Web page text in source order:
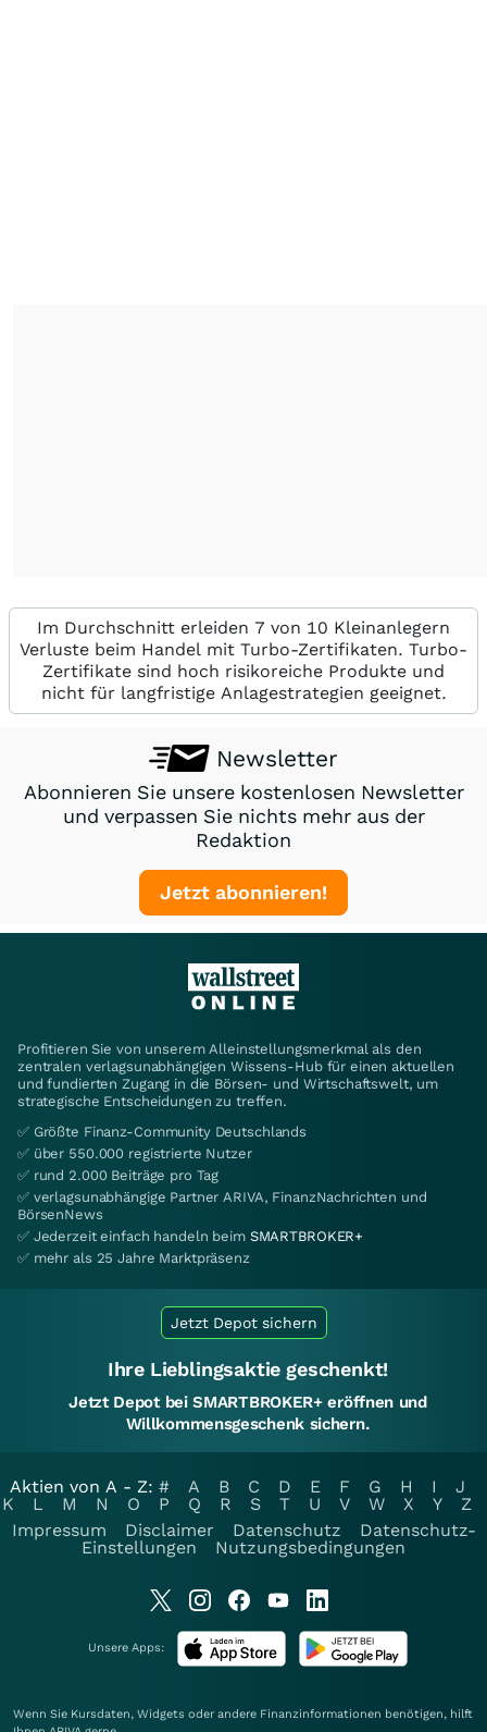
Im Durchschnitt erleiden 7 von 10 Kleinanlegern
Verluste beim Handel mit Turbo-Zertifikaten. Turbo-
Zertifikate sind hoch risikoreiche Produkte und
nicht für langfristige Anlagestrategien geeignet.
Newsletter
Abonnieren Sie unsere kostenlosen Newsletter
und verpassen Sie nichts mehr aus der
Redaktion
Jetzt abonnieren!
Profitieren Sie von unserem Alleinstellungsmerkmal als den
zentralen verlagsunabhängigen Wissens-Hub für einen aktuellen
und fundierten Zugang in die Börsen- und Wirtschaftswelt, um
strategische Entscheidungen zu treffen.
✅ Größte Finanz-Community Deutschlands
✅ über 550.000 registrierte Nutzer
✅ rund 2.000 Beiträge pro Tag
✅ verlagsunabhängige Partner ARIVA, FinanzNachrichten und
BörsenNews
✅ Jederzeit einfach handeln beim SMARTBROKER+
✅ mehr als 25 Jahre Marktpräsenz
Jetzt Depot sichern
Ihre Lieblingsaktie geschenkt!
Jetzt Depot bei SMARTBROKER+ eröffnen und
Willkommensgeschenk sichern.
Aktien von A - Z: # A B C D E F G H I
J
K
L M N O P Q R S T U V W X Y
Z
Impressum
Disclaimer Datenschutz
Datenschutz-
Einstellungen
Nutzungsbedingungen
Unsere Apps:
Wenn Sie Kursdaten, Widgets oder andere Finanzinformationen benötigen, hilft